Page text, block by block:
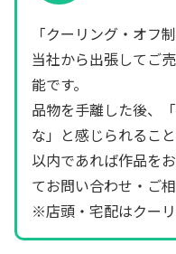
「クーリング・オフ
当社から出張してご
能です。
品物を手離した後、
な」と感じられるこ
以内であれば作品を
てお問い合わせ・ご
※店頭・宅配はクー